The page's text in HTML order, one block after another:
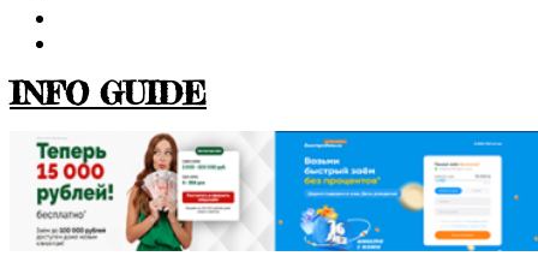
INFO GUIDE